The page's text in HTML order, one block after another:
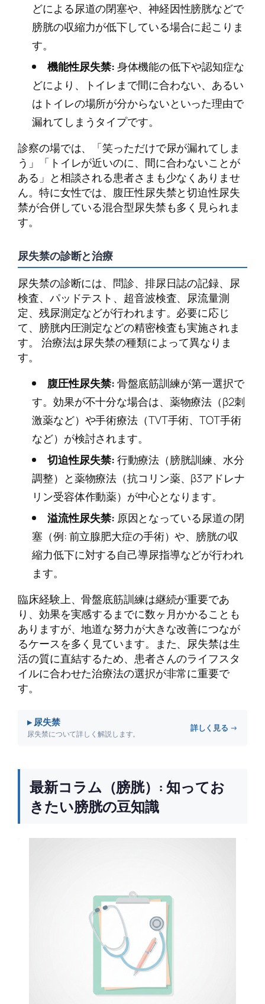
どによる尿道の閉塞や、神経因性膀胱などで
膀胱の収縮力が低下している場合に起こりま
す。
機能性尿失禁:身体機能の低下や認知症な
どにより、トイレまで間に合わない、あるい
はトイレの場所が分からないといった理由で
漏れてしまうタイプです。
診察の場では、「笑っただけで尿が漏れてしま
う」「トイレが近いのに、間に合わないことが
ある」と相談される患者さまも少なくありませ
ん。特に女性では、腹圧性尿失禁と切迫性尿失
禁が合併している混合型尿失禁も多く見られま
す。
尿失禁の診断と治療
尿失禁の診断には、問診、排尿日誌の記録、尿
検査、パッドテスト、超音波検査、尿流量測
定、残尿測定などが行われます。必要に応じ
て、膀胱内圧測定などの精密検査も実施されま
す。 治療法は尿失禁の種類によって異なりま
す。
腹圧性尿失禁:骨盤底筋訓練が第一選択で
す。効果が不十分な場合は、薬物療法（β2刺
激薬など）や手術療法（TVT手術、TOT手術
など）が検討されます。
切迫性尿失禁:行動療法（膀胱訓練、水分
調整）と薬物療法（抗コリン薬、β3アドレナ
リン受容体作動薬）が中心となります。
溢流性尿失禁: 原因となっている尿道の閉
塞（例: 前立腺肥大症の手術）や、膀胱の収
縮力低下に対する自己導尿指導などが行われ
ます。
臨床経験上、骨盤底筋訓練は継続が重要であ
り、効果を実感するまでに数ヶ月かかることも
ありますが、地道な努力が大きな改善につなが
るケースを多く見ています。また、尿失禁は生
活の質に直結するため、患者さんのライフスタ
イルに合わせた治療法の選択が非常に重要で
す。
▸ 尿失禁
尿失禁について詳しく解説します。
詳しく見る →
最新コラム（膀胱）: 知ってお
きたい膀胱の豆知識